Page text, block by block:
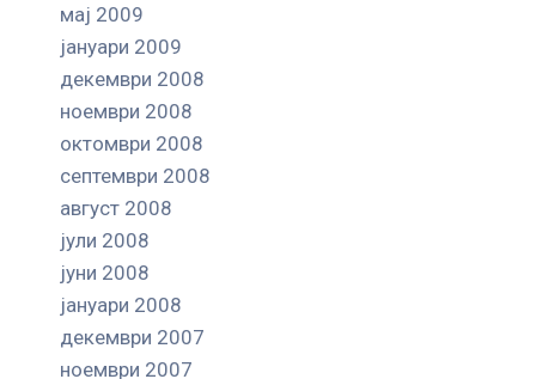
мај 2009
јануари 2009
декември 2008
ноември 2008
октомври 2008
септември 2008
август 2008
јули 2008
јуни 2008
јануари 2008
декември 2007
ноември 2007